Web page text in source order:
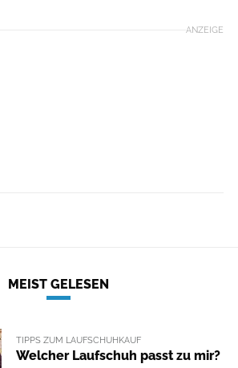
ANZEIGE
MEIST GELESEN
TIPPS ZUM LAUFSCHUHKAUF
Welcher Laufschuh passt zu mir?